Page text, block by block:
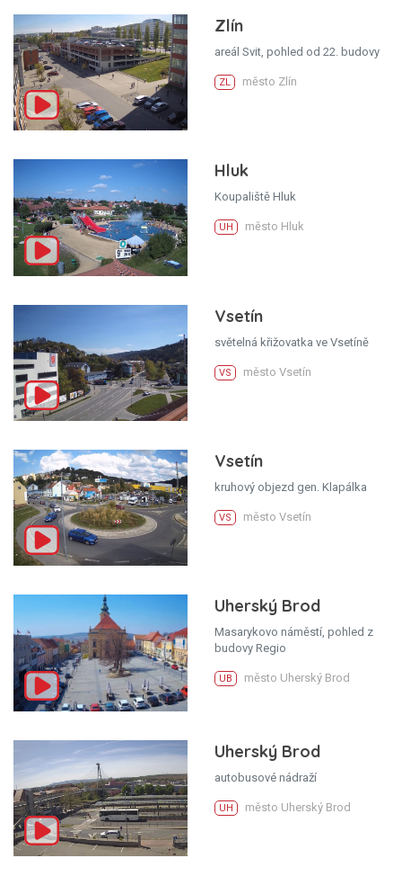
Zlín
areál Svit, pohled od 22. budovy
ZL město Zlín
Hluk
Koupaliště Hluk
UH město Hluk
Vsetín
světelná křižovatka ve Vsetíně
VS město Vsetín
Vsetín
kruhový objezd gen. Klapálka
VS město Vsetín
Uherský Brod
Masarykovo náměstí, pohled z
budovy Regio
UB město Uherský Brod
Uherský Brod
autobusové nádraží
UH město Uherský Brod